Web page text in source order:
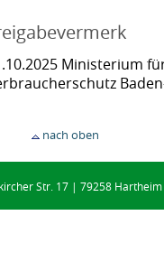
Ministerium
nach oben
Str. 17 | 79258